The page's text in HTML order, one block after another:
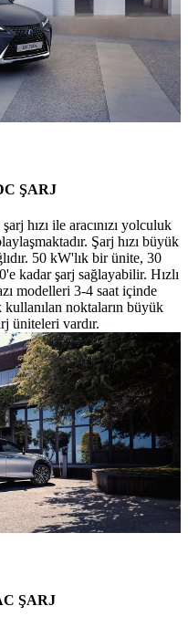
ŞARJ
hızı ile aracınızı yolculuk
Şarj hızı büyük
50 kW'lık bir ünite, 30
kadar şarj sağlayabilir. Hızlı
modelleri 3-4 saat içinde
noktaların büyük
üniteleri vardır.
ŞARJ